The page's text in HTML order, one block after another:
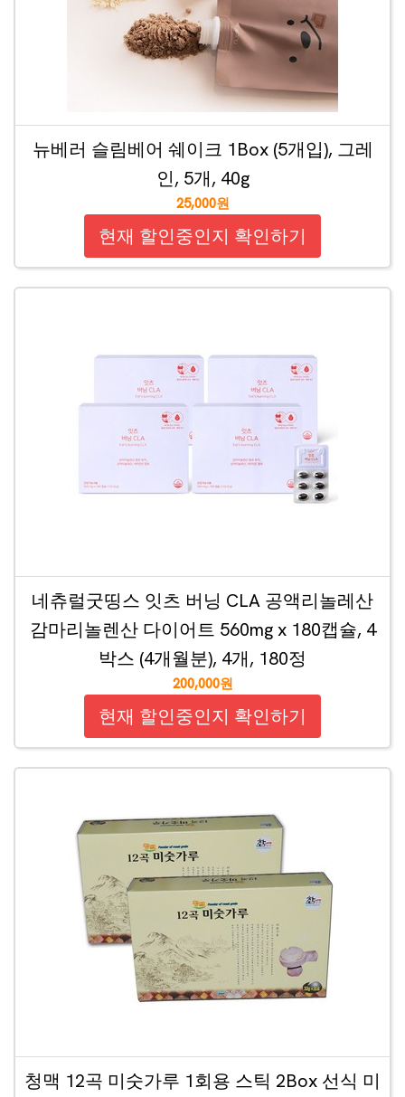
뉴베러 슬림베어 쉐이크 1Box (5개입), 그레
인, 5개, 40g
25,000원
현재 할인중인지 확인하기
네츄럴굿띵스 잇츠 버닝 CLA 공액리놀레산
감마리놀렌산 다이어트 560mg x 180캡슐, 4
박스 (4개월분), 4개, 180정
200,000원
현재 할인중인지 확인하기
청맥 12곡 미숫가루 1회용 스틱 2Box 선식 미